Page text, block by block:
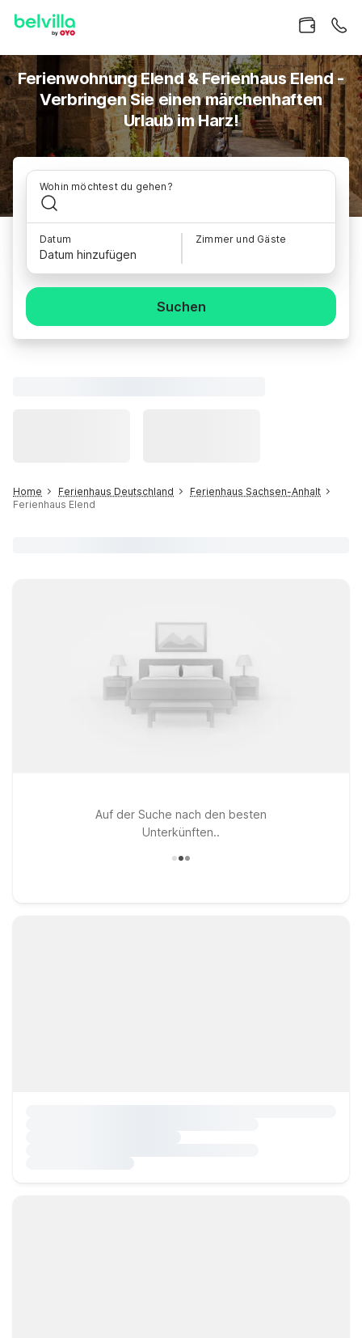
Ferienwohnung Elend & Ferienhaus Elend -
Verbringen Sie einen märchenhaften
Urlaub im Harz!
Wohin möchtest du gehen?
Datum
Datum hinzufügen
Zimmer und Gäste
Suchen
Home Ferienhaus Deutschland
Ferienhaus Sachsen-Anhalt
Ferienhaus Elend
Auf der Suche nach den besten
Unterkünften..